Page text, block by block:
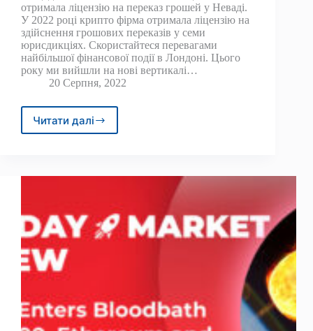
отримала ліцензію на переказ грошей у Неваді.
У 2022 році крипто фірма отримала ліцензію на
здійснення грошових переказів у семи
юрисдикціях. Скористайтеся перевагами
найбільшої фінансової події в Лондоні. Цього
року ми вийшли на нові вертикалі…
20 Серпня, 2022
Читати даліBinance.US
переказ
Неваді